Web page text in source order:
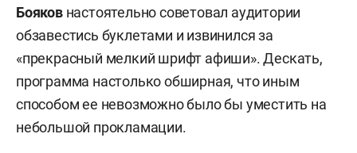
Бояковнастоятельно советовал аудитории
обзавестись буклетами и извинился за
«прекрасный мелкий шрифт афиши». Дескать,
программа настолько обширная, что иным
способом ее невозможно было бы уместить на
небольшой прокламации.